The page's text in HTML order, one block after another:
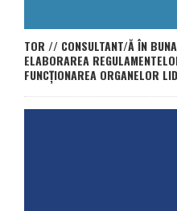
TOR // CONSULTANT/Ă ÎN
ELABORAREA
FUNCȚIONAREA ORGANELOR